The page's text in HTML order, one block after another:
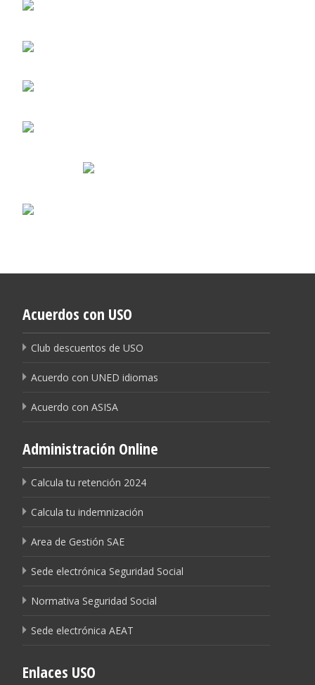
Acuerdos con USO
Club descuentos de USO
Acuerdo con UNED idiomas
Acuerdo con ASISA
Administración Online
Calcula tu retención 2024
Calcula tu indemnización
Area de Gestión SAE
Sede electrónica Seguridad Social
Normativa Seguridad Social
Sede electrónica AEAT
Enlaces USO